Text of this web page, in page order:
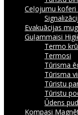
Ceļojumu koferi
Evakuācijas
Guļammaisi
Termo
Termosi
Tūrisma
Tūrisma
Tūristu
Tūristu
Ūdens
Kompasi